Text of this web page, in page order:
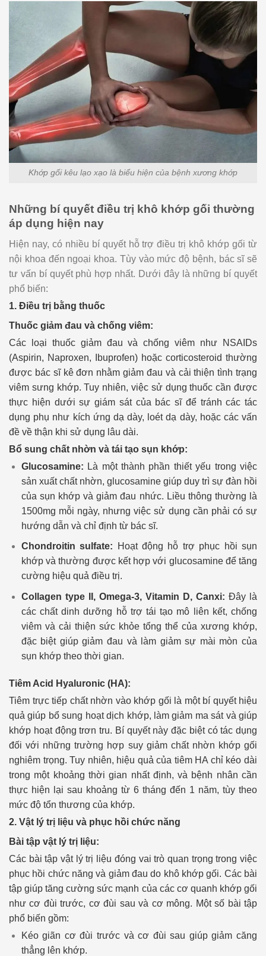
Khớp gối kêu lạo xạo là biểu hiện của bệnh xương khớp
Những bí quyết điều trị khô khớp gối thường
áp dụng hiện nay
Hiện nay, có nhiều bí quyết hỗ trợ điều trị khô khớp gối từ
nội khoa đến ngoại khoa. Tùy vào mức độ bệnh, bác sĩ sẽ
tư vấn bí quyết phù hợp nhất. Dưới đây là những bí quyết
phổ biến:
1. Điều trị bằng thuốc
Thuốc giảm đau và chống viêm:
Các loại thuốc giảm đau và chống viêm như NSAIDs
(Aspirin, Naproxen, Ibuprofen) hoặc corticosteroid thường
được bác sĩ kê đơn nhằm giảm đau và cải thiện tình trạng
viêm sưng khớp. Tuy nhiên, việc sử dụng thuốc cần được
thực hiện dưới sự giám sát của bác sĩ để tránh các tác
dụng phụ như kích ứng dạ dày, loét dạ dày, hoặc các vấn
đề về thận khi sử dụng lâu dài.
Bổ sung chất nhờn và tái tạo sụn khớp:
Glucosamine: Là một thành phần thiết yếu trong việc
sản xuất chất nhờn, glucosamine giúp duy trì sự đàn hồi
của sụn khớp và giảm đau nhức. Liều thông thường là
1500mg mỗi ngày, nhưng việc sử dụng cần phải có sự
hướng dẫn và chỉ định từ bác sĩ.
Chondroitin sulfate: Hoạt động hỗ trợ phục hồi sụn
khớp và thường được kết hợp với glucosamine để tăng
cường hiệu quả điều trị.
Collagen type II, Omega-3, Vitamin D, Canxi: Đây là
các chất dinh dưỡng hỗ trợ tái tạo mô liên kết, chống
viêm và cải thiện sức khỏe tổng thể của xương khớp,
đặc biệt giúp giảm đau và làm giảm sự mài mòn của
sụn khớp theo thời gian.
Tiêm Acid Hyaluronic (HA):
Tiêm trực tiếp chất nhờn vào khớp gối là một bí quyết hiệu
quả giúp bổ sung hoạt dịch khớp, làm giảm ma sát và giúp
khớp hoạt động trơn tru. Bí quyết này đặc biệt có tác dụng
đối với những trường hợp suy giảm chất nhờn khớp gối
nghiêm trọng. Tuy nhiên, hiệu quả của tiêm HA chỉ kéo dài
trong một khoảng thời gian nhất định, và bệnh nhân cần
thực hiện lại sau khoảng từ 6 tháng đến 1 năm, tùy theo
mức độ tổn thương của khớp.
2. Vật lý trị liệu và phục hồi chức năng
Bài tập vật lý trị liệu:
Các bài tập vật lý trị liệu đóng vai trò quan trọng trong việc
phục hồi chức năng và giảm đau do khô khớp gối. Các bài
tập giúp tăng cường sức mạnh của các cơ quanh khớp gối
như cơ đùi trước, cơ đùi sau và cơ mông. Một số bài tập
phổ biến gồm:
Kéo giãn cơ đùi trước và cơ đùi sau giúp giảm căng
thẳng lên khớp.